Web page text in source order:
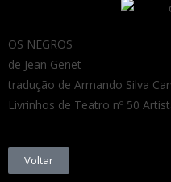
OS NEGROS
de Jean Genet
tradução de Armando Silva
Livrinhos de Teatro nº 50
Voltar